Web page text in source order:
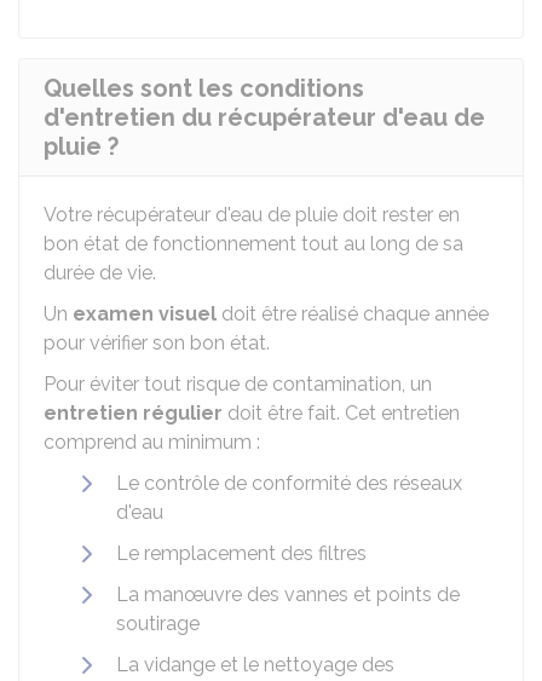
Quelles sont les conditions
d'entretien du récupérateur d'eau de
pluie ?
Votre récupérateur d'eau de pluie doit rester en
bon état de fonctionnement tout au long de sa
durée de vie.
Un examen visuel doit être réalisé chaque année
pour vérifier son bon état.
Pour éviter tout risque de contamination, un
entretien régulier doit être fait. Cet entretien
comprend au minimum :
Le contrôle de conformité des réseaux
d'eau
Le remplacement des filtres
La manœuvre des vannes et points de
soutirage
La vidange et le nettoyage des